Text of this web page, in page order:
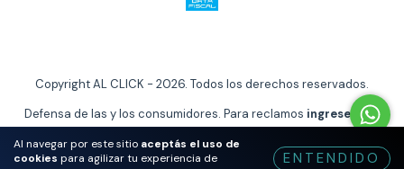
Al navegar por este sitio aceptás el uso de
cookies para agilizar tu experiencia de
ENTENDIDO
Copyright AL CLICK - 2026. Todos los derechos reservados.
Defensa de las y los consumidores. Para reclamos ingrese aquí